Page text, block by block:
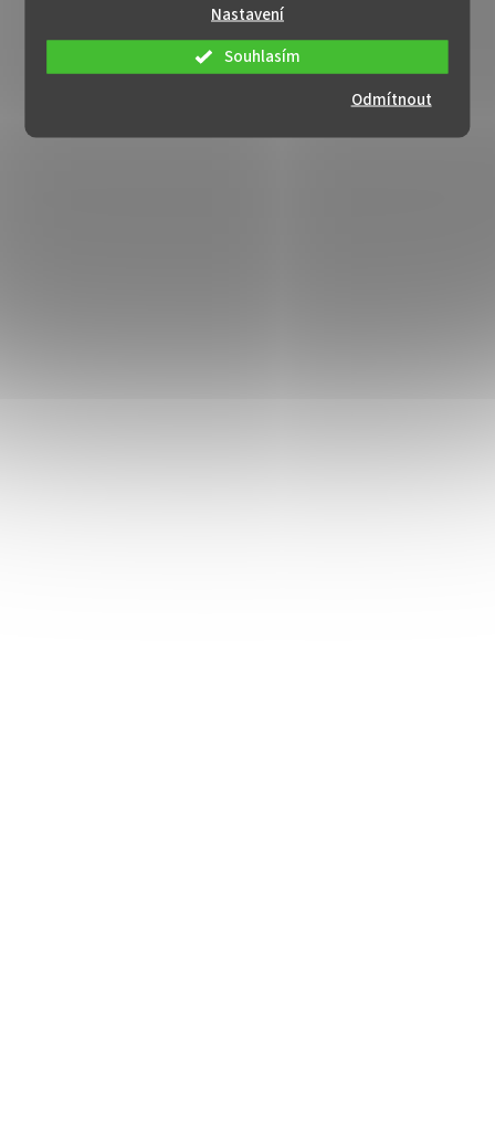
Nastavení
Odmítnout
Souhlasím